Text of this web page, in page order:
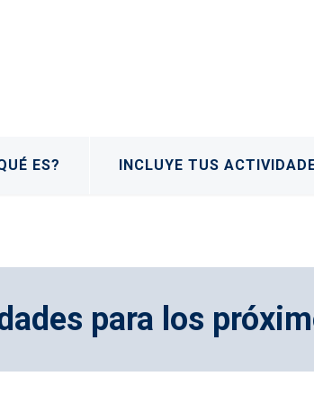
ES? INCLUYE TUS
para los